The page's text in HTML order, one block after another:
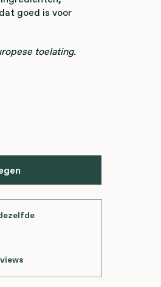
goed is voor
toelating.